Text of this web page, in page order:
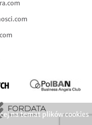
na temat plików cookies